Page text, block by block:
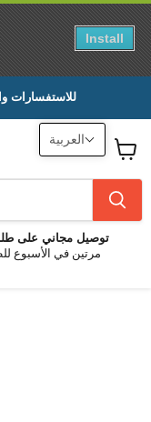
العربية
للاستفسارات
توصيل مجاني على طلبات بقيمة
مرتين في الأسبوع
View
cart
Install